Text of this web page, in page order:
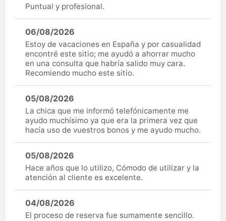
Puntual y profesional.
06/08/2026
Estoy de vacaciones en España y por casualidad
encontré este sitio; me ayudó a ahorrar mucho
en una consulta que habría salido muy cara.
Recomiendo mucho este sitio.
05/08/2026
La chica que me informó telefónicamente me
ayudo muchísimo ya que era la primera vez que
hacía uso de vuestros bonos y me ayudo mucho.
05/08/2026
Hace años que lo utilizo, Cómodo de utilizar y la
atención al cliente es excelente.
04/08/2026
El proceso de reserva fue sumamente sencillo.